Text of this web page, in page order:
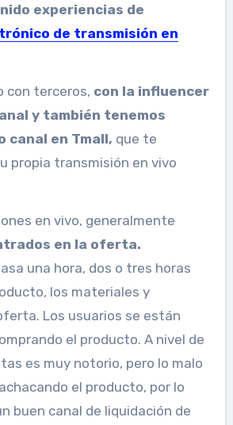
experiencias de
de transmisión en
con terceros, con la influencer
y también tenemos
canal en Tmall, que te
propia transmisión en vivo
en vivo, generalmente
en la oferta.
una hora, dos o tres horas
los materiales y
Los usuarios se están
el producto. A nivel de
es muy notorio, pero lo malo
el producto, por lo
buen canal de liquidación de